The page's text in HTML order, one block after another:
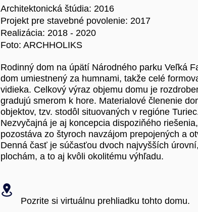
Architektonická štúdia: 2016
Projekt pre stavebné povolenie: 2017
Realizácia: 2018 - 2020
Foto: ARCHHOLIKS
Rodinný dom na úpätí Národného parku Veľká
dom umiestnený za humnami, takže celé
vidieka. Celkový výraz objemu domu je
gradujú smerom k hore. Materialové členenie
objektov, tzv. stodôl situovaných v regióne
Nezvyčajná je aj koncepcia dispoziňého
pozostáva zo štyroch navzájom prepojených a
Denná časť je súčasťou dvoch najvyšších
plochám, a to aj kvôli okolitému výhľadu.
Pozrite si virtuálnu prehliadku tohto domu.